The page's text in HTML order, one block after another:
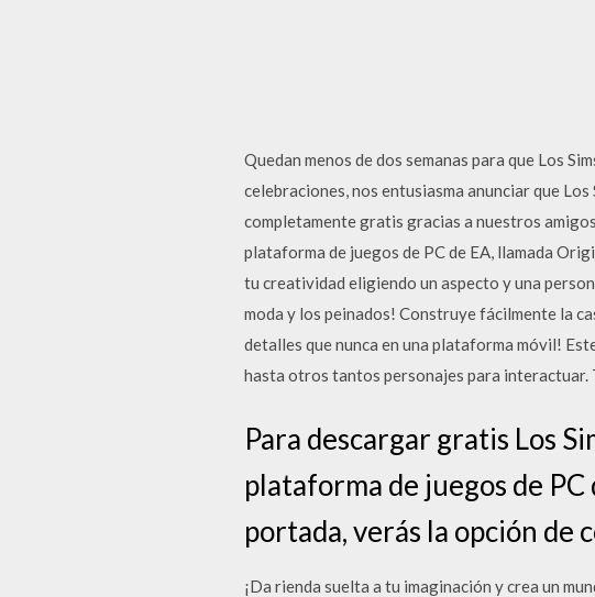
Quedan menos de dos semanas para que Los
celebraciones, nos entusiasma anunciar que
completamente gratis gracias a nuestros
plataforma de juegos de PC de EA, llamada
tu creatividad eligiendo un aspecto y una
moda y los peinados! Construye fácilmente la
detalles que nunca en una plataforma móvil!
hasta otros tantos personajes para interactuar.
Para descargar gratis Los
plataforma de juegos de
portada, verás la opción de
¡Da rienda suelta a tu imaginación y crea un